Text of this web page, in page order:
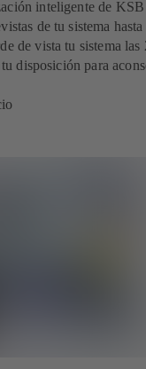
inteligente de KSB
de tu sistema
de vista tu sistema las
disposición para